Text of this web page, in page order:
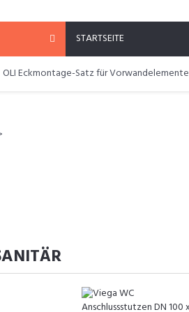
STARTSEITE
OLI Eckmontage-Satz für Vorwandelemente